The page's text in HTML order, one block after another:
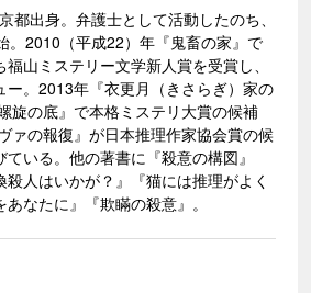
都出身。弁護士として活動したのち、
。2010（平成22）年『鬼畜の家』で
山ミステリー文学新人賞を受賞し、
ー。2013年『衣更月（きさらぎ）家の
旋の底』で本格ミステリ大賞の候補
ァの報復』が日本推理作家協会賞の候
いる。他の著書に『殺意の構図』
殺人はいかが？』『猫には推理がよく
なたに』『欺瞞の殺意』。